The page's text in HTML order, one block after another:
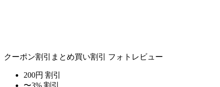
クーポン割引 まとめ買い割引 フォトレビュー
200円 割引
〜3% 割引